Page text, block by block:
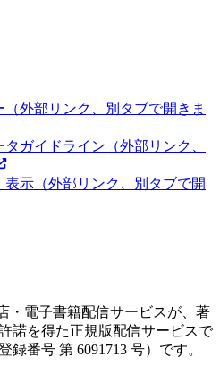
（外部リンク、別タブで開きま
タガイドライン （外部リンク、
表示 （外部リンク、別タブで開
・電子書籍配信サービスが、著
諾を得た正規版配信サービスで
番号 第 6091713 号）です。